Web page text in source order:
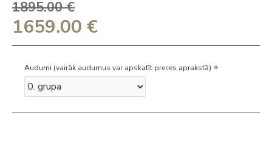
1659.00 €
1895.00 €
Audumi (vairāk audumus var apskatīt preces aprakstā)